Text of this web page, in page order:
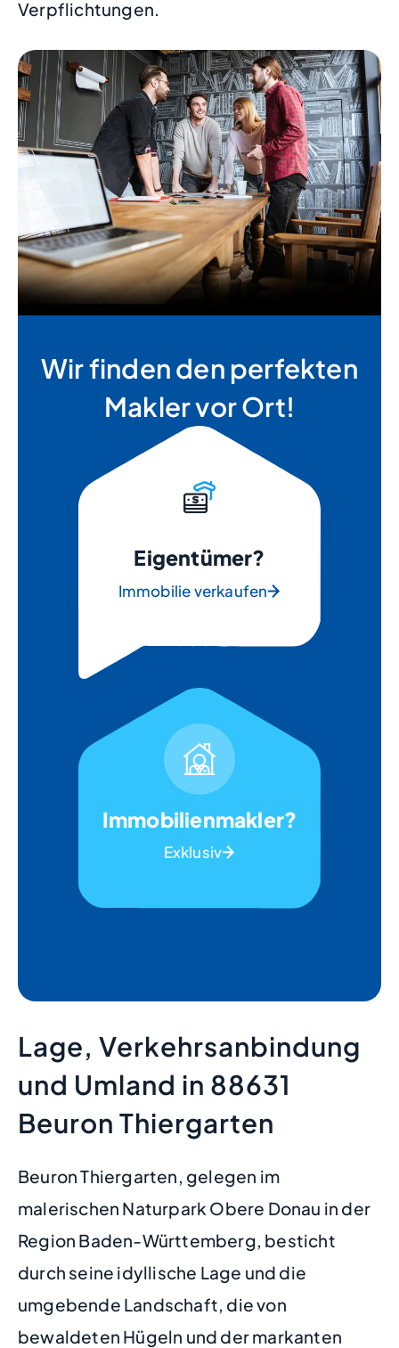
Verpflichtungen.
Wir finden den perfekten
Makler vor Ort!
Eigentümer?
Immobilie verkaufen
Immobilienmakler?
Exklusiv
Lage, Verkehrsanbindung
und Umland in 88631
Beuron Thiergarten
Beuron Thiergarten, gelegen im
malerischen Naturpark Obere Donau in der
Region Baden-Württemberg, besticht
durch seine idyllische Lage und die
umgebende Landschaft, die von
bewaldeten Hügeln und der markanten